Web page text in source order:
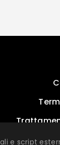
e script